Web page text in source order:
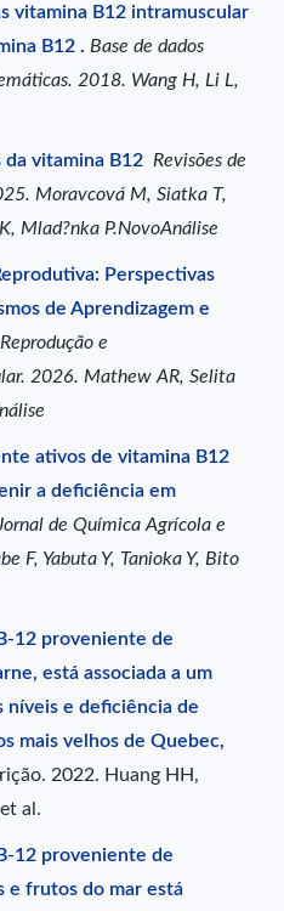
vitamina B12 intramuscular
B12 . Base de dados
2018. Wang H, Li L,
da vitamina B12 Revisões de
Moravcová M, Siatka T,
Mlad?nka P.NovoAnálise
Perspectivas
de Aprendizagem e
Reprodução e
2026. Mathew AR, Selita
ativos de vitamina B12
a deficiência em
de Química Agrícola e
F, Yabuta Y, Tanioka Y, Bito
12 proveniente de
está associada a um
níveis e deficiência de
mais velhos de Quebec,
2022. Huang HH,
al.
12 proveniente de
e frutos do mar está